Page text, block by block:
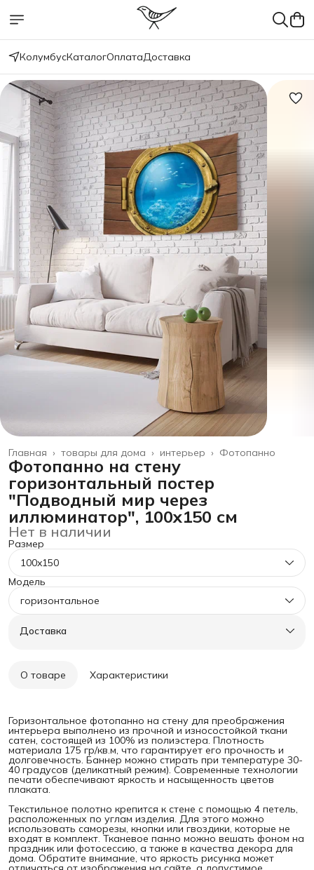
КолумбусКаталогОплатаДоставка
Фотопанно
интерьер ›
товары для дома ›
Главная ›
Фотопанно на стену
горизонтальный постер
"Подводный мир через
иллюминатор", 100x150 см
Нет в наличии
Размер
100x150
Модель
горизонтальное
Доставка
О товаре Характеристики
Горизонтальное фотопанно на стену для преображения
интерьера выполнено из прочной и износостойкой ткани
сатен, состоящей из 100% из полиэстера. Плотность
материала 175 гр/кв.м, что гарантирует его прочность и
долговечность. Баннер можно стирать при температуре 30-
40 градусов (деликатный режим). Современные технологии
печати обеспечивают яркость и насыщенность цветов
плаката.
Текстильное полотно крепится к стене с помощью 4 петель,
расположенных по углам изделия. Для этого можно
использовать саморезы, кнопки или гвоздики, которые не
входят в комплект. Тканевое панно можно вешать фоном на
праздник или фотосессию, а также в качества декора для
дома. Обратите внимание, что яркость рисунка может